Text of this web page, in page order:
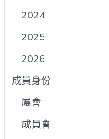
2024
2025
2026
成員身份
屬會
成員會